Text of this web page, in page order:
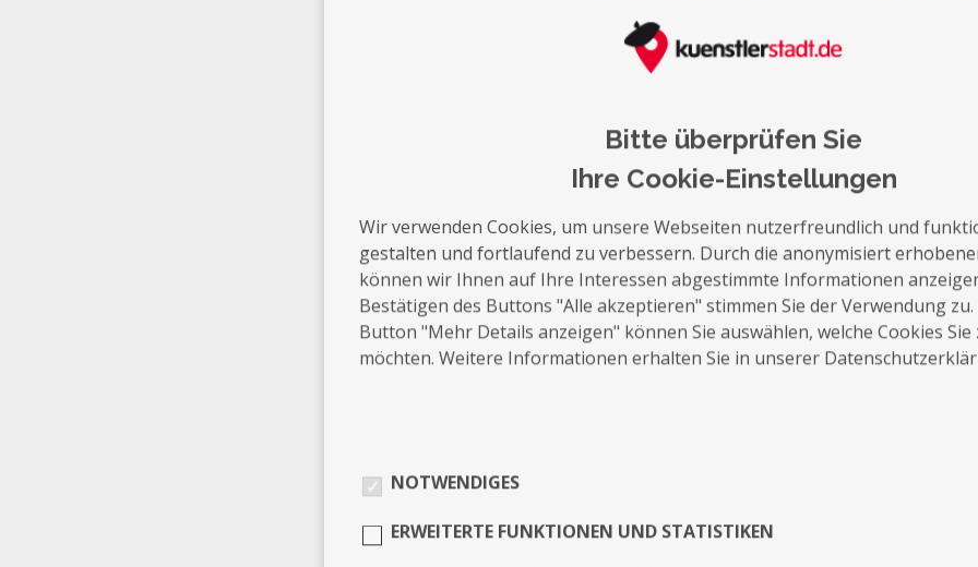
Bitte überprüfen Sie
Ihre Cookie-Einstellungen
Wir verwenden Cookies, um unsere Webseiten nutzerfreundlich und
gestalten und fortlaufend zu verbessern. Durch die anonymisiert
können wir Ihnen auf Ihre Interessen abgestimmte Informationen
Bestätigen des Buttons "Alle akzeptieren" stimmen Sie der Verwendung
Button "Mehr Details anzeigen" können Sie auswählen, welche Cookies Sie
möchten. Weitere Informationen erhalten Sie in unserer
NOTWENDIGES
ERWEITERTE FUNKTIONEN UND STATISTIKEN